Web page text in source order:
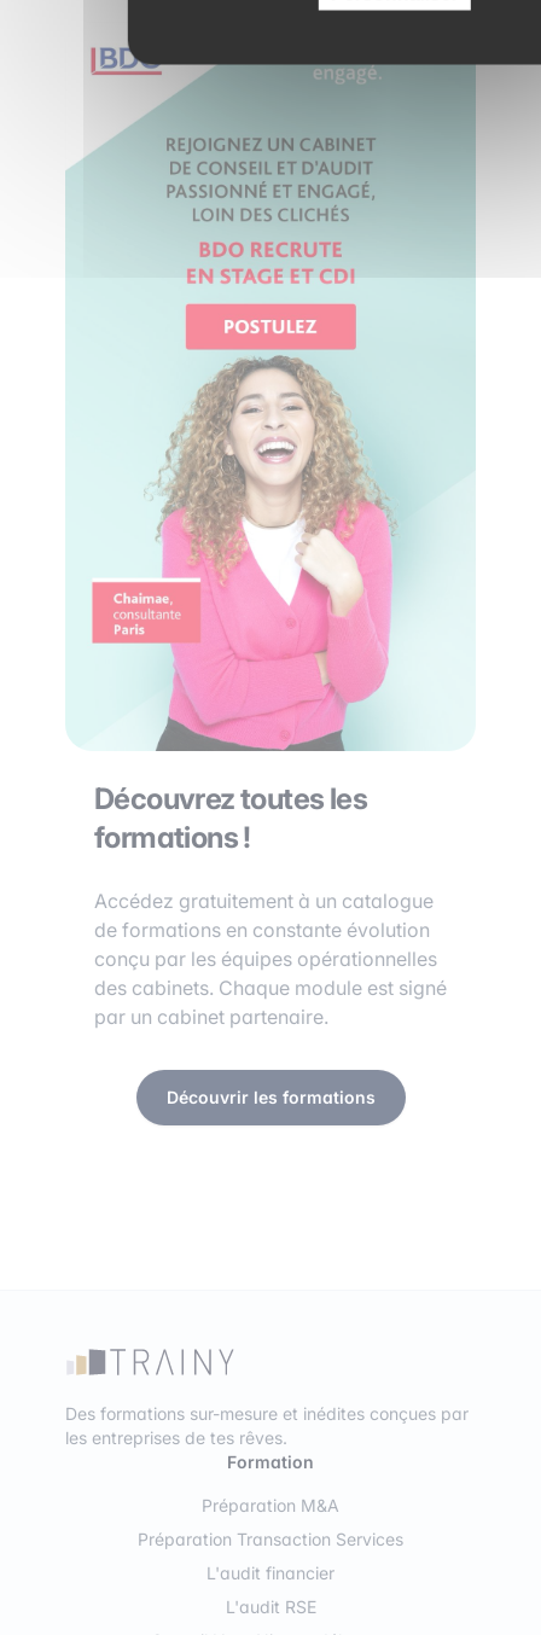
Découvrez toutes les
formations !
Accédez gratuitement à un catalogue
de formations en constante évolution
conçu par les équipes opérationnelles
des cabinets. Chaque module est signé
par un cabinet partenaire.
Découvrir les formations
Des formations sur-mesure et inédites conçues par
les entreprises de tes rêves.
Formation
Préparation M&A
Préparation Transaction Services
L'audit financier
L'audit RSE